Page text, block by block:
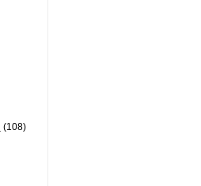
(108)